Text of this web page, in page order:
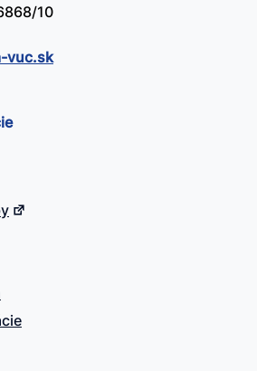
10
vuc.sk